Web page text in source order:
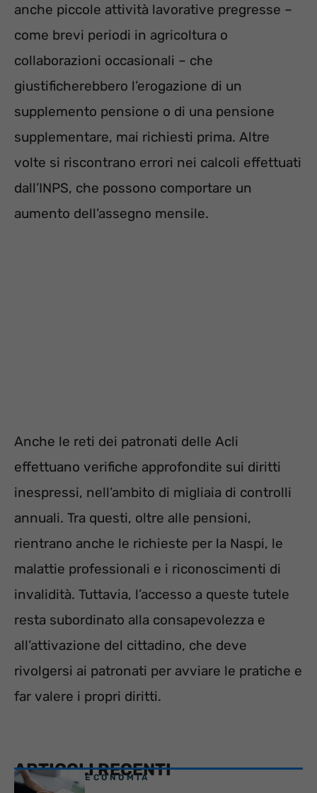
anche piccole attività lavorative pregresse –
come brevi periodi in agricoltura o
collaborazioni occasionali – che
giustificherebbero l’erogazione di un
supplemento pensione o di una pensione
supplementare, mai richiesti prima. Altre
volte si riscontrano errori nei calcoli effettuati
dall’INPS, che possono comportare un
aumento dell’assegno mensile.
Anche le reti dei patronati delle Acli
effettuano verifiche approfondite sui diritti
inespressi, nell’ambito di migliaia di controlli
annuali. Tra questi, oltre alle pensioni,
rientrano anche le richieste per la Naspi, le
malattie professionali e i riconoscimenti di
invalidità. Tuttavia, l’accesso a queste tutele
resta subordinato alla consapevolezza e
all’attivazione del cittadino, che deve
rivolgersi ai patronati per avviare le pratiche e
far valere i propri diritti.
ARTICOLI RECENTI
ECONOMIA